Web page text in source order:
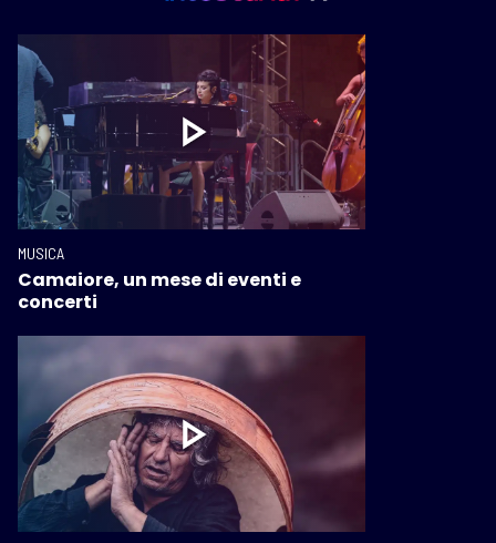
MUSICA
Camaiore, un mese di eventi e
concerti